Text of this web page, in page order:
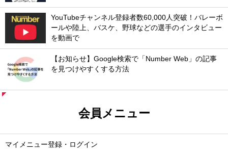
YouTubeチャンネル登録者数60,000人突破！バレーボ
ールや陸上、バスケ、野球などの選手のインタビュー
を動画で
【お知らせ】Google検索で「Number Web」の記事
を見つけやすくする方法
会員メニュー
マイメニュー登録・ログイン